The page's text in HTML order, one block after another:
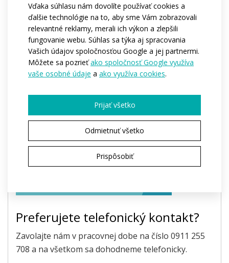
Vďaka súhlasu nám dovolíte používať cookies a
ďalšie technológie na to, aby sme Vám zobrazovali
relevantné reklamy, merali ich výkon a zlepšili
fungovanie webu. Súhlas sa týka aj spracovania
Vašich údajov spoločnosťou Google a jej partnermi.
Môžete sa pozrieťako spoločnosť Google využíva
vaše osobné údaje a ako využíva cookies.
Prijať všetko
Odmietnuť všetko
Prispôsobiť
výrobou?*
Ihneď
Počas nasledujúcich 3-6 mesiacov
Zatíaľ nemám predstavu
Chcete nám povedať ďalšie podrobnosti?
Pole označené * je povinné.
Odoslaním súhlasím so spracovaním
na účely poskytnutia ponuky
Preferujete telefonický kontakt?
Zavolajte nám v pracovnej dobe na číslo 0911 255
708 a na všetkom sa dohodneme telefonicky.